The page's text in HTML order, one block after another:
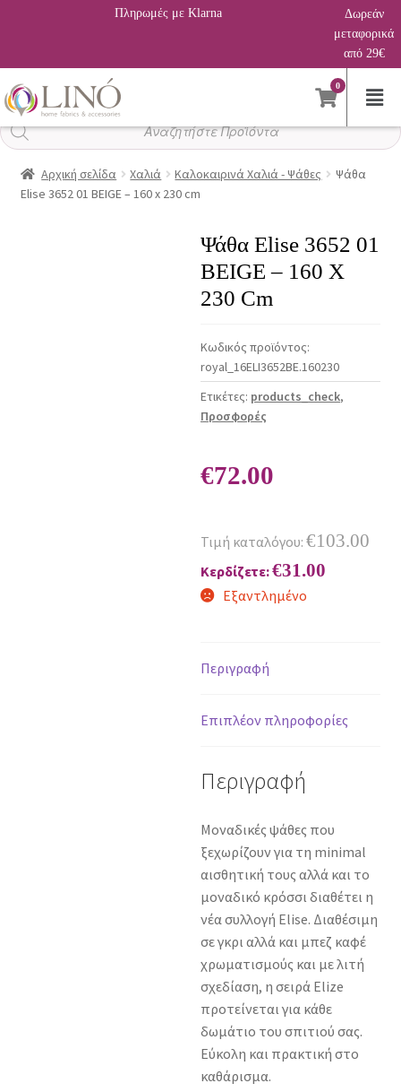
Πληρωμές με Klarna
Δωρεάν
μεταφορικά
από 29€
0
Αναζήτηση
προϊόντων
Αρχική σελίδα Χαλιά Καλοκαιρινά Χαλιά - Ψάθες
Ψάθα
Elise 3652 01 BEIGE – 160 x 230 cm
Ψάθα Elise 3652 01
BEIGE – 160 X
230 Cm
Κωδικός προϊόντος:
royal_16ELI3652BE.160230
Ετικέτες: products_check,
Προσφορές
€72.00
Τιμή καταλόγου: €103.00
Κερδίζετε:€31.00
Εξαντλημένο
Περιγραφή
Επιπλέον πληροφορίες
Περιγραφή
Μοναδικές ψάθες που
ξεχωρίζουν για τη minimal
αισθητική τους αλλά και το
μοναδικό κρόσσι διαθέτει η
νέα συλλογή Elise. Διαθέσιμη
σε γκρι αλλά και μπεζ καφέ
χρωματισμούς και με λιτή
σχεδίαση, η σειρά Elize
προτείνεται για κάθε
δωμάτιο του σπιτιού σας.
Εύκολη και πρακτική στο
καθάρισμα.